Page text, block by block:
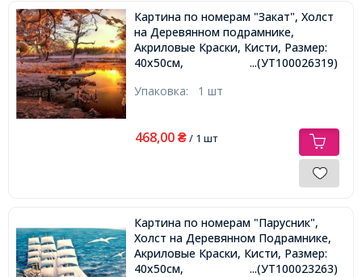
Картина по номерам "Закат", Холст
на Деревянном подрамнике,
Акриловые Краски, Кисти, Размер:
40х50см,
...(УТ100026319)
Упаковка: 1 шт
468,00 ₴/ 1 шт
Картина по номерам "Парусник",
Холст на Деревянном Подрамнике,
Акриловые Краски, Кисти, Размер:
40х50см,
...(УТ100023263)